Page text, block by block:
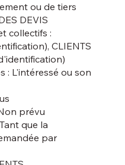
ou de tiers
DEVIS
collectifs :
CLIENTS
: L'intéressé ou son
prévu
que la
par